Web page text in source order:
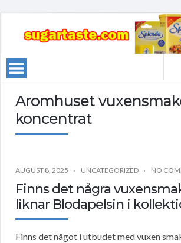
Aromhuset
koncentrat
AUGUST 8, 2025 UNCATEGORIZED NO
Finns det några
liknar Blodapelsin i
Finns det något i utbudet med vuxen